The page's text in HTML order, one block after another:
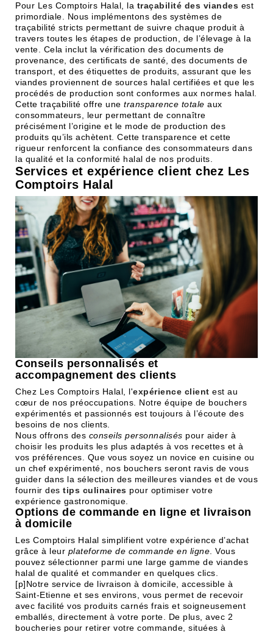
Pour Les Comptoirs Halal, la traçabilité des viandes est
primordiale. Nous implémentons des systèmes de
traçabilité stricts permettant de suivre chaque produit à
travers toutes les étapes de production, de l’élevage à la
vente. Cela inclut la vérification des documents de
provenance, des certificats de santé, des documents de
transport, et des étiquettes de produits, assurant que les
viandes proviennent de sources halal certifiées et que les
procédés de production sont conformes aux normes halal.
Cette traçabilité offre une transparence totale aux
consommateurs, leur permettant de connaître
précisément l’origine et le mode de production des
produits qu’ils achètent. Cette transparence et cette
rigueur renforcent la confiance des consommateurs dans
la qualité et la conformité halal de nos produits.
Services et expérience client chez Les
Comptoirs Halal
Conseils personnalisés et
accompagnement des clients
Chez Les Comptoirs Halal, l'expérience client est au
cœur de nos préoccupations. Notre équipe de bouchers
expérimentés et passionnés est toujours à l’écoute des
besoins de nos clients.
Nous offrons des conseils personnalisés pour aider à
choisir les produits les plus adaptés à vos recettes et à
vos préférences. Que vous soyez un novice en cuisine ou
un chef expérimenté, nos bouchers seront ravis de vous
guider dans la sélection des meilleures viandes et de vous
fournir des tips culinaires pour optimiser votre
expérience gastronomique.
Options de commande en ligne et livraison
à domicile
Les Comptoirs Halal simplifient votre expérience d’achat
grâce à leur plateforme de commande en ligne . Vous
pouvez sélectionner parmi une large gamme de viandes
halal de qualité et commander en quelques clics.
[p]Notre service de livraison à domicile, accessible à
Saint-Etienne et ses environs, vous permet de recevoir
avec facilité vos produits carnés frais et soigneusement
emballés, directement à votre porte. De plus, avec 2
boucheries pour retirer votre commande, situées à